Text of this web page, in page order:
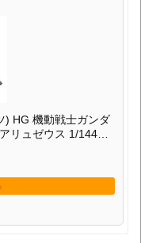
) HG 機動戦士ガンダ
リュゼウス 1/144ス